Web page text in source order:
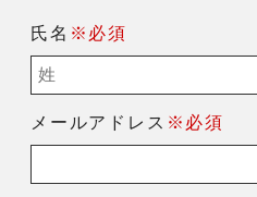
氏名 ※必須
メールアドレス ※必須